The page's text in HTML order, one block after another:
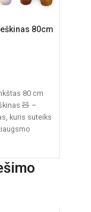
80cm
80 cm
🧸 –
kuris suteiks